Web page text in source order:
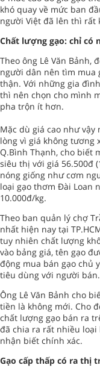
khó quay về mức ban
người Việt đã lên thì rất
Chất lượng gạo: chỉ có
Theo ông Lê Văn Bảnh,
người dân nên tìm mua
thận. Với những gia
thì nên chọn cho mình
pha trộn ít hơn.
Mặc dù giá cao như
lòng vì giá không tương
Q.Bình Thạnh, cho biết
siêu thị với giá 56.500đ
nóng giống như cơm
loại gạo thơm Đài Loan
10.000đ/kg.
Theo ban quản lý chợ
nhất hiện nay tại
tuy nhiên chất lượng
vào bảng giá, tên gạo
động mua bán gạo chủ
tiêu dùng với người bán.
Ông Lê Văn Bảnh cho
tiền là không mới. Cho
chất lượng gạo bán ra
đã chia ra rất nhiều
nhận biết chính xác.
Gạo cấp thấp có ra thị